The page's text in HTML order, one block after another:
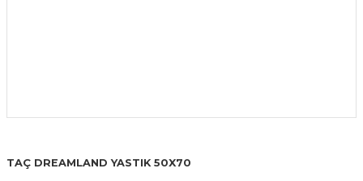
TAÇ DREAMLAND YASTIK 50X70